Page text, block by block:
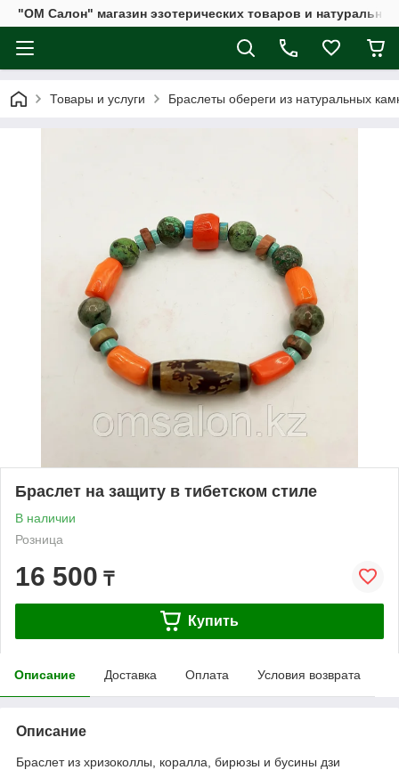
"ОМ Салон" магазин эзотерических товаров и
Товары и услуги Браслеты обереги из натуральных
Браслет на защиту в тибетском стиле
В наличии
Розница
16 500 ₸
Купить
Описание Доставка Оплата Условия возврата
Описание
Браслет из хризоколлы, коралла, бирюзы и бусины дзи